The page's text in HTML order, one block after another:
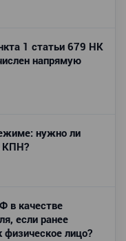
1 статьи 679 НК
напрямую
нужно ли
КПН?
в качестве
если ранее
лицо?